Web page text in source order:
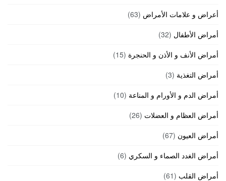
أعراض و علامات الأمراض (63)
أمراض الأطفال (32)
أمراض الأنف و الأذن و الحنجرة (15)
أمراض التغذية (3)
أمراض الدم و الأورام و المناعة (10)
أمراض العظام و العضلات (26)
أمراض العيون (67)
أمراض الغدد الصماء و السكري (6)
أمراض القلب (61)